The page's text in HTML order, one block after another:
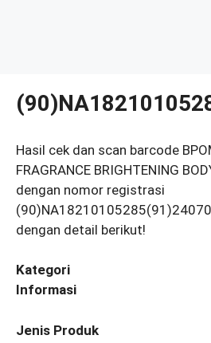
Hasil cek dan scan barcode
FRAGRANCE BRIGHTENING
dengan nomor registrasi
dengan detail berikut!
Kategori
Informasi
Jenis Produk